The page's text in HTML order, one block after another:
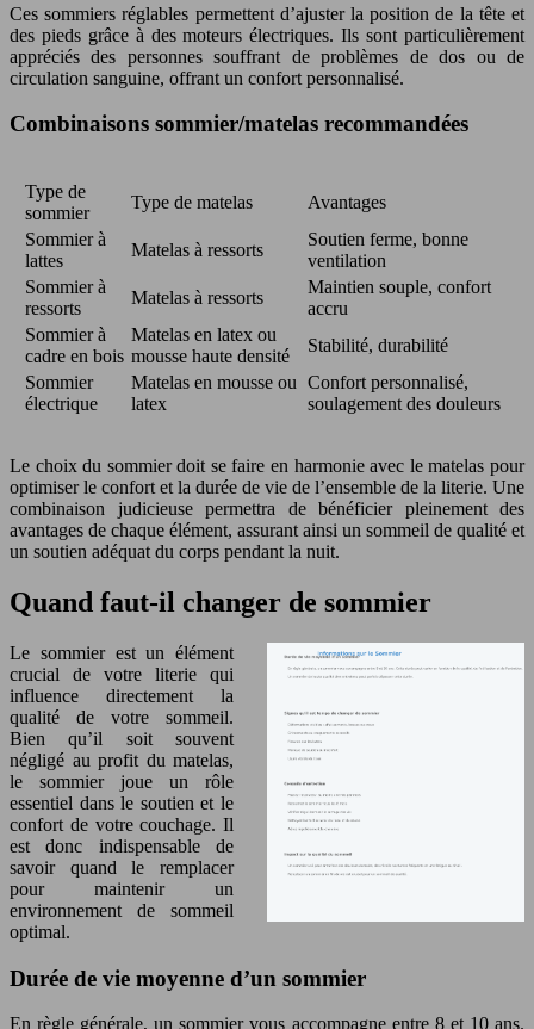
Ces sommiers réglables permettent d’ajuster la position de la tête et
des pieds grâce à des moteurs électriques. Ils sont particulièrement
appréciés des personnes souffrant de problèmes de dos ou de
circulation sanguine, offrant un confort personnalisé.
Combinaisons sommier/matelas recommandées
Type de
sommier
Type de matelas
Avantages
Sommier à
lattes
Matelas à ressorts
Soutien ferme, bonne
ventilation
Sommier à
ressorts
Matelas à ressorts
Maintien souple, confort
accru
Sommier à
cadre en bois
Matelas en latex ou
mousse haute densité
Stabilité, durabilité
Sommier
électrique
Matelas en mousse ou
latex
Confort personnalisé,
soulagement des douleurs
Le choix du sommier doit se faire en harmonie avec le matelas pour
optimiser le confort et la durée de vie de l’ensemble de la literie. Une
combinaison judicieuse permettra de bénéficier pleinement des
avantages de chaque élément, assurant ainsi un sommeil de qualité et
un soutien adéquat du corps pendant la nuit.
Quand faut-il changer de sommier
Le sommier est un élément
crucial de votre literie qui
influence directement la
qualité de votre sommeil.
Bien qu’il soit souvent
négligé au profit du matelas,
le sommier joue un rôle
essentiel dans le soutien et le
confort de votre couchage. Il
est donc indispensable de
savoir quand le remplacer
pour maintenir un
environnement de sommeil
optimal.
Durée de vie moyenne d’un sommier
En règle générale, un sommier vous accompagne entre 8 et 10 ans.